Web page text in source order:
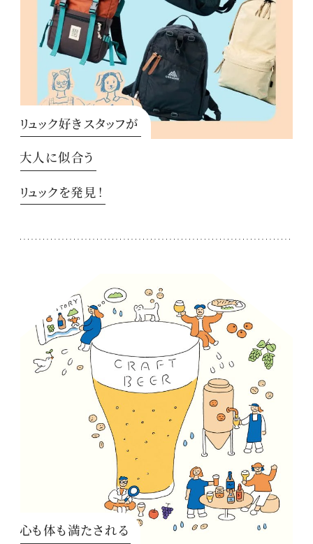
リュック好きスタッフが
大人に似合う
リュックを発見！
心も体も満たされる